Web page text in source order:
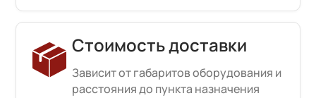
Стоимость доставки
Зависит от габаритов оборудования и
расстояния до пункта назначения